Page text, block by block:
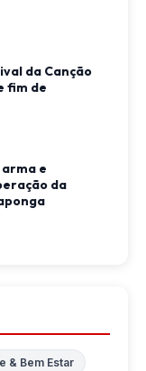
da Canção
fim de
e
da
& Bem Estar